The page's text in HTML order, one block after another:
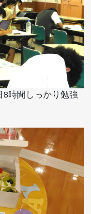
時間しっかり勉強